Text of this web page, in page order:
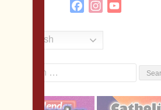
FacebookInstagram
English